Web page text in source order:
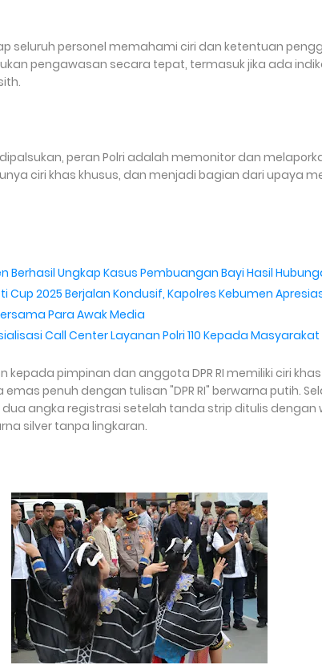
seluruh personel memahami ciri dan ketentuan
pengawasan secara tepat, termasuk jika ada
peran Polri adalah memonitor dan
ciri khas khusus, dan menjadi bagian dari upaya
Berhasil Ungkap Kasus Pembuangan Bayi Hasil
Cup 2025 Berjalan Kondusif, Kapolres Kebumen
Para Awak Media
Call Center Layanan Polri 110 Kepada Masyarakat
kepada pimpinan dan anggota DPR RI memiliki ciri
emas penuh dengan tulisan "DPR RI" berwarna putih.
angka registrasi setelah tanda strip ditulis dengan
silver tanpa lingkaran.